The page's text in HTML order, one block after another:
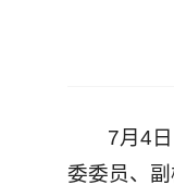
7月4
委委员、